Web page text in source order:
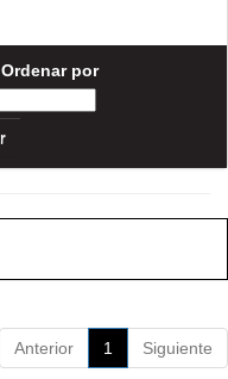
Ordenar por
Anterior 1 Siguiente